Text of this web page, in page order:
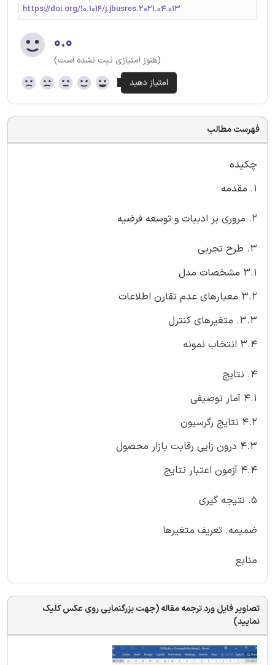
https://doi.org/10.1016/j.jbusres.2021.04.013
۰.۰
(هنوز امتیازی ثبت نشده است)
فهرست مطالب
چکیده
1. مقدمه
2. مروری بر ادبیات و توسعه فرضیه
3. طرح تجربی
3.1 مشخصات مدل
3.2 معیارهای عدم تقارن اطلاعات
3.3. متغیرهای کنترل
3.4 انتخاب نمونه
4. نتایج
4.1 آمار توصیفی
4.2 نتایج رگرسیون
4.3 درون زایی رقابت بازار محصول
4.4 آزمون اعتبار نتایج
5. نتیجه گیری
ضمیمه. تعریف متغیرها
منابع
تصاویر فایل ورد ترجمه مقاله (جهت بزرگنمایی روی عکس کلیک
نمایید)